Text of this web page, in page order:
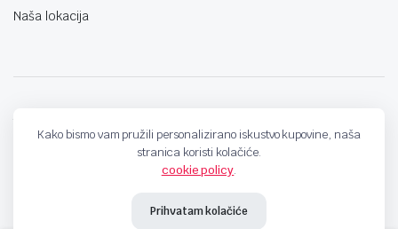
Naša lokacija
Kako bismo vam pružili personalizirano iskustvo kupovine, naša
stranica koristi kolačiće.
cookie policy.
Prihvatam kolačiće